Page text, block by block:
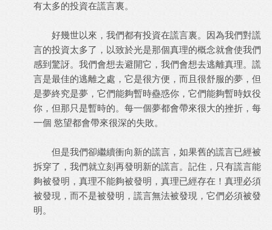
有太多的投資在謊言裏。
好幾世以來，我們都有投資在謊言裏。因為我們對謊
言的投資太多了，以致於光是那個真理的概念就會使我們
感到驚訝。我們會想去避開它，我們會想去逃離真理。謊
言是最佳的逃離之處，它是很方便，而且很舒服的夢，但
是夢終究是夢，它們能夠暫時蠱惑你，它們能夠暫時奴役
你，但那只是暫時的。每一個夢都會帶來很大的挫折，每
一個 慾望都會帶來很深的失敗。
但是我們卻繼續衝向新的謊言，如果舊的謊言已經被
拆穿了，我們就立刻再發明新的謊言。記住，只有謊言能
夠被發明，真理不能夠被發明，真理已經存在！真理必須
被發現，而不是被發明，謊言無法被發現，它們必須被發
明。